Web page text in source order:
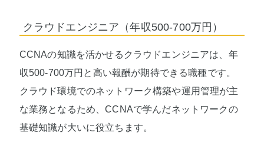
クラウドエンジニア（年収500-700万円）
CCNAの知識を活かせるクラウドエンジニアは、年
収500-700万円と高い報酬が期待できる職種です。
クラウド環境でのネットワーク構築や運用管理が主
な業務となるため、CCNAで学んだネットワークの
基礎知識が大いに役立ちます。